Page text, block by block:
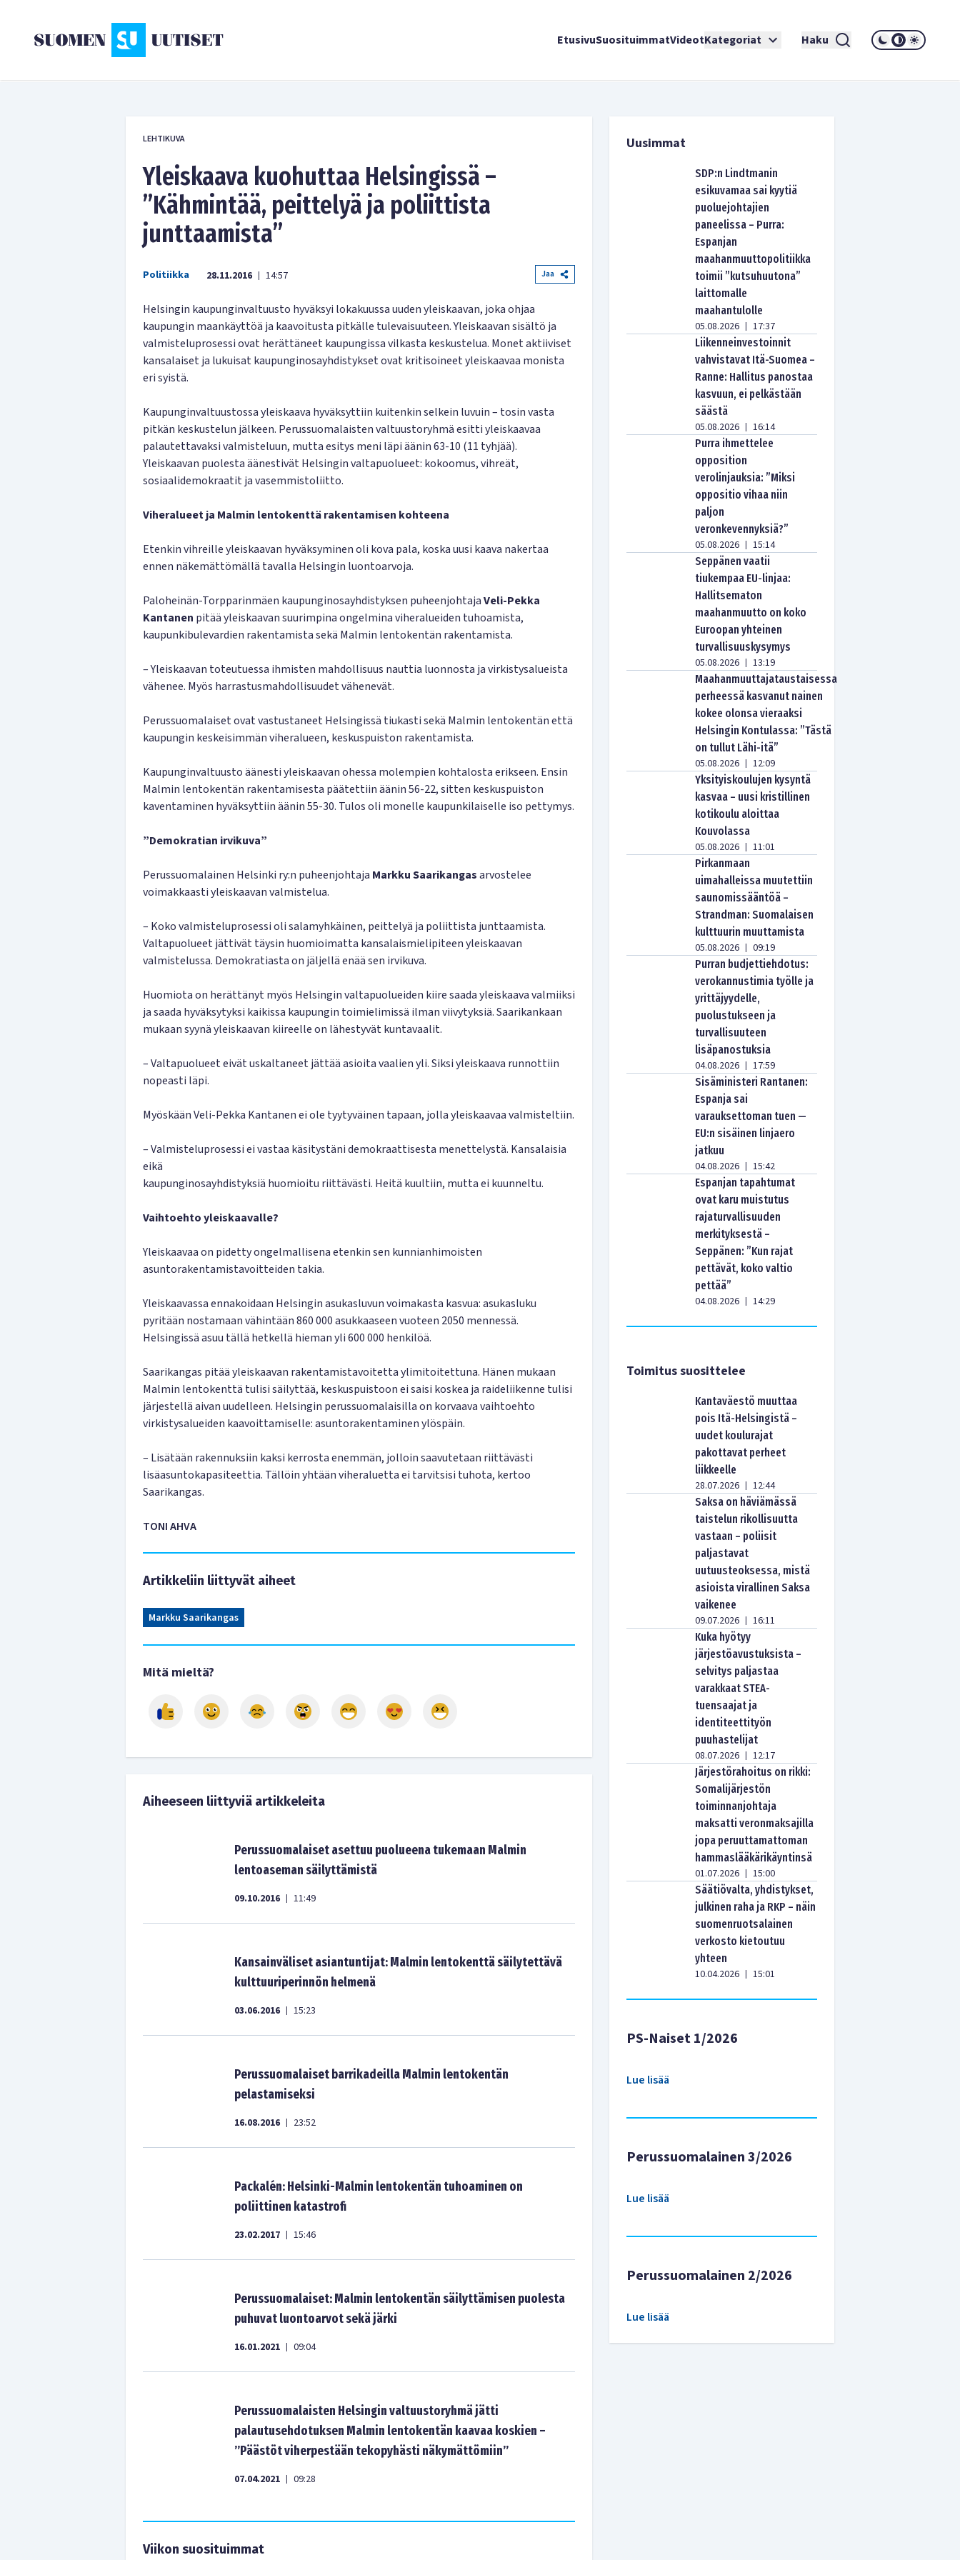
EtusivuSuosituimmatVideotKategoriat Haku
LEHTIKUVA
Yleiskaava kuohuttaa Helsingissä –
”Kähmintää, peittelyä ja poliittista
junttaamista”
Politiikka 28.11.2016 | 14:57 Jaa
Helsingin kaupunginvaltuusto hyväksyi lokakuussa uuden yleiskaavan, joka ohjaa
kaupungin maankäyttöä ja kaavoitusta pitkälle tulevaisuuteen. Yleiskaavan sisältö ja
valmisteluprosessi ovat herättäneet kaupungissa vilkasta keskustelua. Monet aktiiviset
kansalaiset ja lukuisat kaupunginosayhdistykset ovat kritisoineet yleiskaavaa monista
eri syistä.
Kaupunginvaltuustossa yleiskaava hyväksyttiin kuitenkin selkein luvuin – tosin vasta
pitkän keskustelun jälkeen. Perussuomalaisten valtuustoryhmä esitti yleiskaavaa
palautettavaksi valmisteluun, mutta esitys meni läpi äänin 63-10 (11 tyhjää).
Yleiskaavan puolesta äänestivät Helsingin valtapuolueet: kokoomus, vihreät,
sosiaalidemokraatit ja vasemmistoliitto.
Viheralueet ja Malmin lentokenttä rakentamisen kohteena
Etenkin vihreille yleiskaavan hyväksyminen oli kova pala, koska uusi kaava nakertaa
ennen näkemättömällä tavalla Helsingin luontoarvoja.
Paloheinän-Torpparinmäen kaupunginosayhdistyksen puheenjohtajaVeli-Pekka
Kantanen pitää yleiskaavan suurimpina ongelmina viheralueiden tuhoamista,
kaupunkibulevardien rakentamista sekä Malmin lentokentän rakentamista.
– Yleiskaavan toteutuessa ihmisten mahdollisuus nauttia luonnosta ja virkistysalueista
vähenee. Myös harrastusmahdollisuudet vähenevät.
Perussuomalaiset ovat vastustaneet Helsingissä tiukasti sekä Malmin lentokentän että
kaupungin keskeisimmän viheralueen, keskuspuiston rakentamista.
Kaupunginvaltuusto äänesti yleiskaavan ohessa molempien kohtalosta erikseen. Ensin
Malmin lentokentän rakentamisesta päätettiin äänin 56-22, sitten keskuspuiston
kaventaminen hyväksyttiin äänin 55-30. Tulos oli monelle kaupunkilaiselle iso pettymys.
”Demokratian irvikuva”
Perussuomalainen Helsinki ry:n puheenjohtaja Markku Saarikangasarvostelee
voimakkaasti yleiskaavan valmistelua.
– Koko valmisteluprosessi oli salamyhkäinen, peittelyä ja poliittista junttaamista.
Valtapuolueet jättivät täysin huomioimatta kansalaismielipiteen yleiskaavan
valmistelussa. Demokratiasta on jäljellä enää sen irvikuva.
Huomiota on herättänyt myös Helsingin valtapuolueiden kiire saada yleiskaava valmiiksi
ja saada hyväksytyksi kaikissa kaupungin toimielimissä ilman viivytyksiä. Saarikankaan
mukaan syynä yleiskaavan kiireelle on lähestyvät kuntavaalit.
– Valtapuolueet eivät uskaltaneet jättää asioita vaalien yli. Siksi yleiskaava runnottiin
nopeasti läpi.
Myöskään Veli-Pekka Kantanen ei ole tyytyväinen tapaan, jolla yleiskaavaa valmisteltiin.
– Valmisteluprosessi ei vastaa käsitystäni demokraattisesta menettelystä. Kansalaisia
eikä
kaupunginosayhdistyksiä huomioitu riittävästi. Heitä kuultiin, mutta ei kuunneltu.
Vaihtoehto yleiskaavalle?
Yleiskaavaa on pidetty ongelmallisena etenkin sen kunnianhimoisten
asuntorakentamistavoitteiden takia.
Yleiskaavassa ennakoidaan Helsingin asukasluvun voimakasta kasvua: asukasluku
pyritään nostamaan vähintään 860 000 asukkaaseen vuoteen 2050 mennessä.
Helsingissä asuu tällä hetkellä hieman yli 600 000 henkilöä.
Saarikangas pitää yleiskaavan rakentamistavoitetta ylimitoitettuna. Hänen mukaan
Malmin lentokenttä tulisi säilyttää, keskuspuistoon ei saisi koskea ja raideliikenne tulisi
järjestellä aivan uudelleen. Helsingin perussuomalaisilla on korvaava vaihtoehto
virkistysalueiden kaavoittamiselle: asuntorakentaminen ylöspäin.
– Lisätään rakennuksiin kaksi kerrosta enemmän, jolloin saavutetaan riittävästi
lisäasuntokapasiteettia. Tällöin yhtään viheraluetta ei tarvitsisi tuhota, kertoo
Saarikangas.
TONI AHVA
Artikkeliin liittyvät aiheet
Markku Saarikangas
Mitä mieltä?
Aiheeseen liittyviä artikkeleita
Perussuomalaiset asettuu puolueena tukemaan Malmin
lentoaseman säilyttämistä
09.10.2016 | 11:49
Kansainväliset asiantuntijat: Malmin lentokenttä säilytettävä
kulttuuriperinnön helmenä
03.06.2016 | 15:23
Perussuomalaiset barrikadeilla Malmin lentokentän
pelastamiseksi
16.08.2016 | 23:52
Packalén: Helsinki-Malmin lentokentän tuhoaminen on
poliittinen katastrofi
23.02.2017 | 15:46
Perussuomalaiset: Malmin lentokentän säilyttämisen puolesta
puhuvat luontoarvot sekä järki
16.01.2021 | 09:04
Perussuomalaisten Helsingin valtuustoryhmä jätti
palautusehdotuksen Malmin lentokentän kaavaa koskien –
”Päästöt viherpestään tekopyhästi näkymättömiin”
07.04.2021 | 09:28
Viikon suosituimmat
Uusimmat
SDP:n Lindtmanin
esikuvamaa sai kyytiä
puoluejohtajien
paneelissa – Purra:
Espanjan
maahanmuuttopolitiikka
toimii ”kutsuhuutona”
laittomalle
maahantulolle
05.08.2026 | 17:37
Liikenneinvestoinnit
vahvistavat Itä-Suomea –
Ranne: Hallitus panostaa
kasvuun, ei pelkästään
säästä
05.08.2026 | 16:14
Purra ihmettelee
opposition
verolinjauksia: ”Miksi
oppositio vihaa niin
paljon
veronkevennyksiä?”
05.08.2026 | 15:14
Seppänen vaatii
tiukempaa EU-linjaa:
Hallitsematon
maahanmuutto on koko
Euroopan yhteinen
turvallisuuskysymys
05.08.2026 | 13:19
Maahanmuuttajataustaisessa
perheessä kasvanut nainen
kokee olonsa vieraaksi
Helsingin Kontulassa: ”Tästä
on tullut Lähi-itä”
05.08.2026 | 12:09
Yksityiskoulujen kysyntä
kasvaa – uusi kristillinen
kotikoulu aloittaa
Kouvolassa
05.08.2026 | 11:01
Pirkanmaan
uimahalleissa muutettiin
saunomissääntöä –
Strandman: Suomalaisen
kulttuurin muuttamista
05.08.2026 | 09:19
Purran budjettiehdotus:
verokannustimia työlle ja
yrittäjyydelle,
puolustukseen ja
turvallisuuteen
lisäpanostuksia
04.08.2026 | 17:59
Sisäministeri Rantanen:
Espanja sai
varauksettoman tuen —
EU:n sisäinen linjaero
jatkuu
04.08.2026 | 15:42
Espanjan tapahtumat
ovat karu muistutus
rajaturvallisuuden
merkityksestä –
Seppänen: ”Kun rajat
pettävät, koko valtio
pettää”
04.08.2026 | 14:29
Toimitus suosittelee
Kantaväestö muuttaa
pois Itä-Helsingistä –
uudet koulurajat
pakottavat perheet
liikkeelle
28.07.2026 | 12:44
Saksa on häviämässä
taistelun rikollisuutta
vastaan – poliisit
paljastavat
uutuusteoksessa, mistä
asioista virallinen Saksa
vaikenee
09.07.2026 | 16:11
Kuka hyötyy
järjestöavustuksista –
selvitys paljastaa
varakkaat STEA-
tuensaajat ja
identiteettityön
puuhastelijat
08.07.2026 | 12:17
Järjestörahoitus on rikki:
Somalijärjestön
toiminnanjohtaja
maksatti veronmaksajilla
jopa peruuttamattoman
hammaslääkärikäyntinsä
01.07.2026 | 15:00
Säätiövalta, yhdistykset,
julkinen raha ja RKP – näin
suomenruotsalainen
verkosto kietoutuu
yhteen
10.04.2026 | 15:01
PS-Naiset 1/2026
Lue lisää
Perussuomalainen 3/2026
Lue lisää
Perussuomalainen 2/2026
Lue lisää